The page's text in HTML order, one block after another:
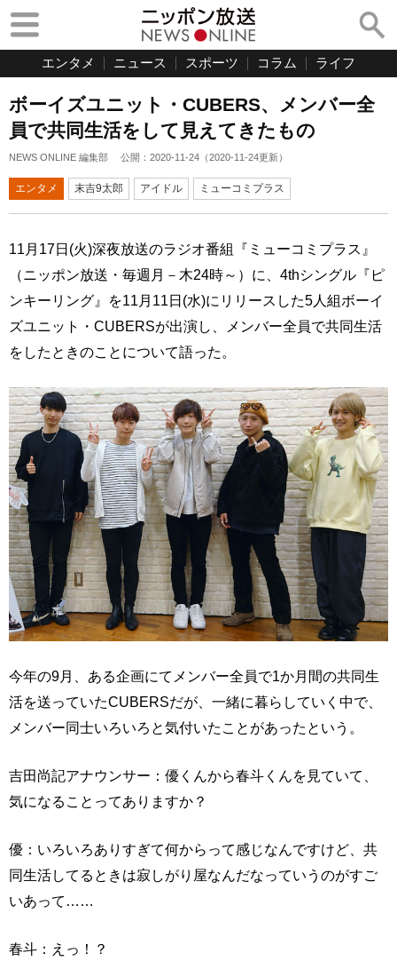
エンタメ ニュース スポーツ コラム ライフ
ボーイズユニット・CUBERS、メンバー全
員で共同生活をして見えてきたもの
NEWS ONLINE 編集部 公開： 2020-11-24 （2020-11-24更新）
エンタメ 末吉9太郎 アイドル ミューコミプラス
11月17日(火)深夜放送のラジオ番組『ミューコミプラス』
（ニッポン放送・毎週月－木24時～）に、4thシングル『ピ
ンキーリング』を11月11日(水)にリリースした5人組ボーイ
ズユニット・CUBERSが出演し、メンバー全員で共同生活
をしたときのことについて語った。
今年の9月、ある企画にてメンバー全員で1か月間の共同生
活を送っていたCUBERSだが、一緒に暮らしていく中で、
メンバー同士いろいろと気付いたことがあったという。
吉田尚記アナウンサー：優くんから春斗くんを見ていて、
気になることってありますか？
優：いろいろありすぎて何からって感じなんですけど、共
同生活してるときは寂しがり屋なんだなっていうのがすご
いあって……
春斗：えっ！？